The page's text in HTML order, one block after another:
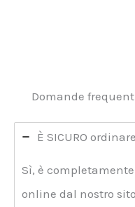
Domande
È SICURO
Sì, è
online dal nostro